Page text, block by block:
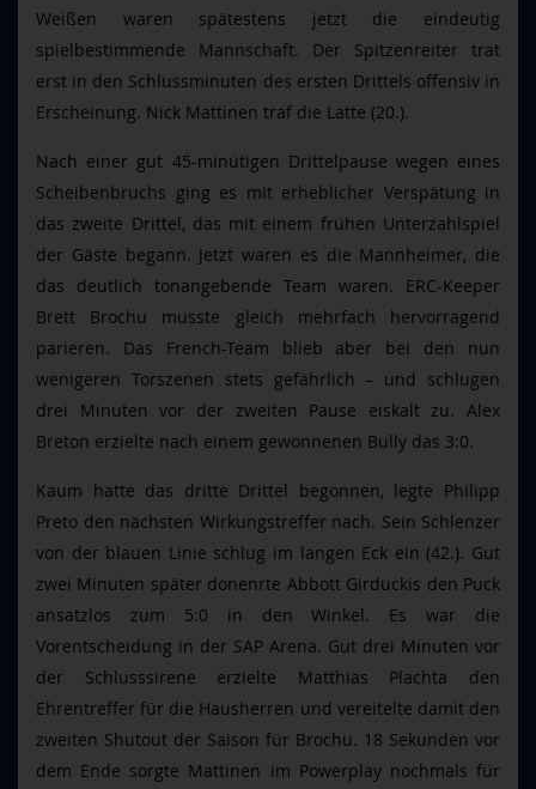
Weißen waren spätestens jetzt die eindeutig
spielbestimmende Mannschaft. Der Spitzenreiter trat
erst in den Schlussminuten des ersten Drittels offensiv in
Erscheinung. Nick Mattinen traf die Latte (20.).
Nach einer gut 45-minütigen Drittelpause wegen eines
Scheibenbruchs ging es mit erheblicher Verspätung in
das zweite Drittel, das mit einem frühen Unterzahlspiel
der Gäste begann. Jetzt waren es die Mannheimer, die
das deutlich tonangebende Team waren. ERC-Keeper
Brett Brochu musste gleich mehrfach hervorragend
parieren. Das French-Team blieb aber bei den nun
wenigeren Torszenen stets gefährlich – und schlugen
drei Minuten vor der zweiten Pause eiskalt zu. Alex
Breton erzielte nach einem gewonnenen Bully das 3:0.
Kaum hatte das dritte Drittel begonnen, legte Philipp
Preto den nächsten Wirkungstreffer nach. Sein Schlenzer
von der blauen Linie schlug im langen Eck ein (42.). Gut
zwei Minuten später donenrte Abbott Girduckis den Puck
ansatzlos zum 5:0 in den Winkel. Es war die
Vorentscheidung in der SAP Arena. Gut drei Minuten vor
der Schlusssirene erzielte Matthias Plachta den
Ehrentreffer für die Hausherren und vereitelte damit den
zweiten Shutout der Saison für Brochu. 18 Sekunden vor
dem Ende sorgte Mattinen im Powerplay nochmals für